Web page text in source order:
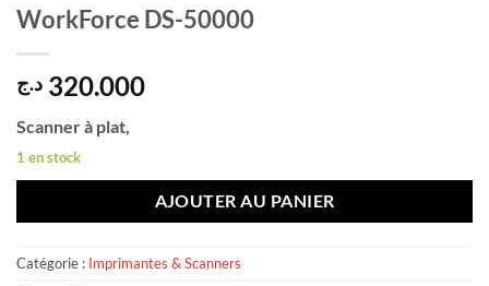
WorkForce DS-50000
320.000 د.ج
Scanner à plat,
1 en stock
AJOUTER AU PANIER
Catégorie : Imprimantes & Scanners